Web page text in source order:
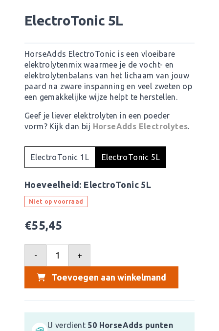
ElectroTonic 5L
HorseAdds ElectroTonic is een vloeibare
elektrolytenmix waarmee je de vocht- en
elektrolytenbalans van het lichaam van jouw
paard na zware inspanning en veel zweten op
een gemakkelijke wijze helpt te herstellen.
Geef je liever elektrolyten in een poeder
vorm? Kijk dan bij HorseAdds Electrolytes.
ElectroTonic 1L ElectroTonic 5L
Hoeveelheid: ElectroTonic 5L
Niet op voorraad
€55,45
- +
Toevoegen aan winkelmand
U verdient 50 HorseAdds punten